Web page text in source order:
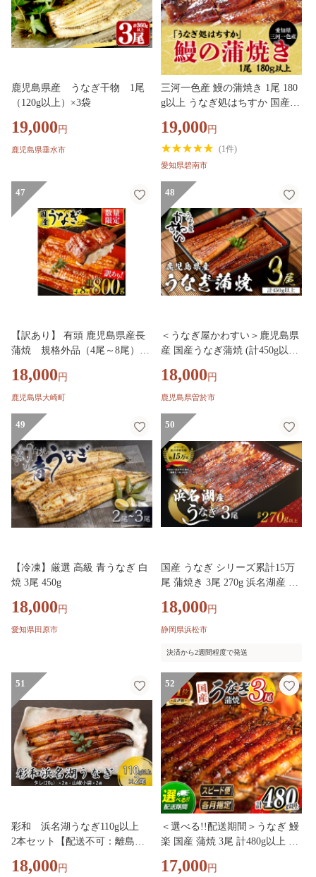
鹿児島県産 うなぎ干物 1尾
（120g以上）×3袋
19,000 円
鹿児島県垂水市
三河一色産 鰻の蒲焼き 1尾 180
g以上 うなぎ処はちすか 国産
空 冷蔵 大きい うな丼 うな重
ひつまぶし H026-028
19,000 円
(1件)
愛知県碧南市
47
【訳あり】 有頭 鹿児島県産長
蒲焼 規格外品（4尾～8尾）
なぎ 鹿児島 鰻 うなぎ蒲焼 国産
うなぎの蒲焼 【うなぎ蒲焼 国
ぎ蒲焼】訳アリ わけあり ワケ
あり 規格外 不揃い 家庭用 わけ
あり
18,000 円
鹿児島県大崎町
48
＜うなぎ屋かわすい＞鹿児島県
産 国産うなぎ蒲焼 (計450g以上
入り 鰻 うな重 かばやき【川口
水産】A855
18,000 円
鹿児島県曽於市
49
【冷凍】厳選 高級 青うなぎ 白
焼 3尾 450g
18,000 円
愛知県田原市
50
国産 うなぎ シリーズ累計15万
尾 蒲焼き 3尾 270g 浜名湖産 鰻
18,000 円
静岡県浜松市
決済から2週間程度で発送
51
彩和 浜名湖うなぎ110g以上
2本セット【配送不可：離島】
18,000 円
52
＜選べる!!配送期間＞うなぎ 鰻
楽 国産 蒲焼 3尾 計480g以上 父
おすすめ 冷凍 簡単調理 個包装
17,000 円